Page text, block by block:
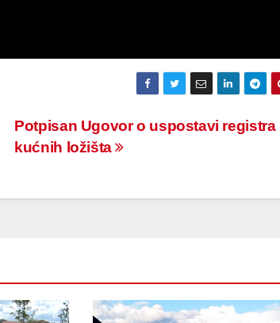
Potpisan Ugovor o uspostavi registra
kućnih ložišta